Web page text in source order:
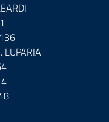
LUPARIA